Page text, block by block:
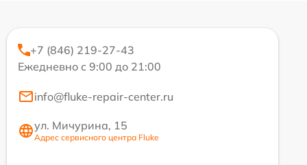
+7 (846) 219-27-43
Ежедневно с 9:00 до 21:00
info@fluke-repair-center.ru
ул. Мичурина, 15
Адрес сервисного центра Fluke